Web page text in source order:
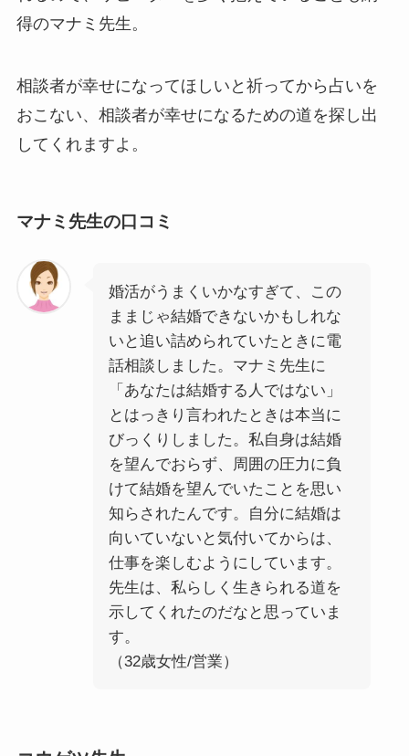
得のマナミ先生。
相談者が幸せになってほしいと祈ってから占いを
おこない、相談者が幸せになるための道を探し出
してくれますよ。
マナミ先生の口コミ
婚活がうまくいかなすぎて、この
ままじゃ結婚できないかもしれな
いと追い詰められていたときに電
話相談しました。マナミ先生に
「あなたは結婚する人ではない」
とはっきり言われたときは本当に
びっくりしました。私自身は結婚
を望んでおらず、周囲の圧力に負
けて結婚を望んでいたことを思い
知らされたんです。自分に結婚は
向いていないと気付いてからは、
仕事を楽しむようにしています。
先生は、私らしく生きられる道を
示してくれたのだなと思っていま
す。
（32歳女性/営業）